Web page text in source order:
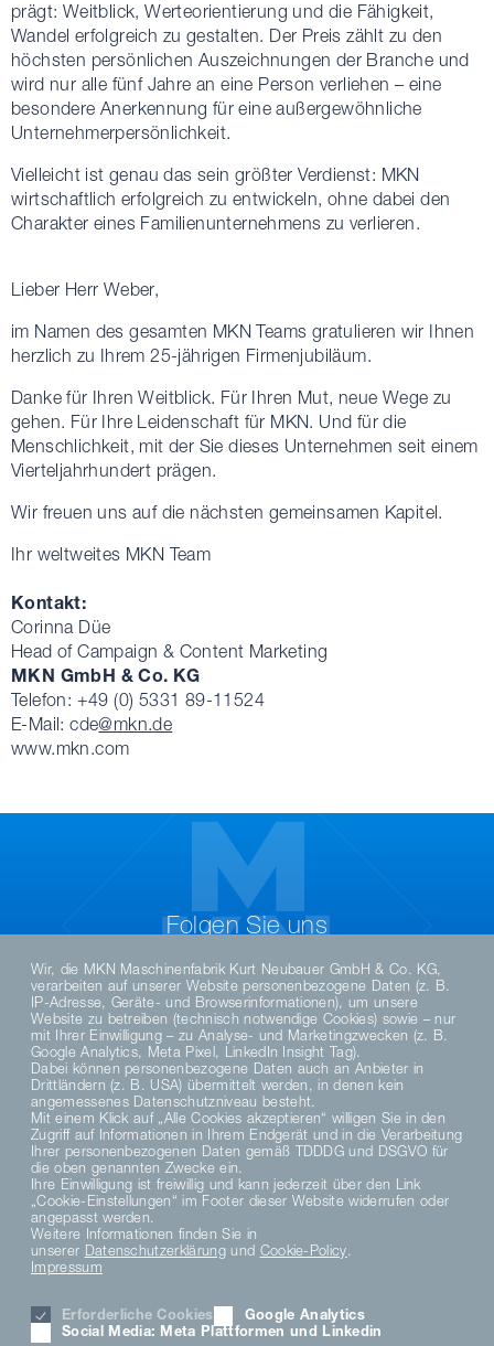
prägt: Weitblick, Werteorientierung und die Fähigkeit,
Wandel erfolgreich zu gestalten. Der Preis zählt zu den
höchsten persönlichen Auszeichnungen der Branche und
wird nur alle fünf Jahre an eine Person verliehen – eine
besondere Anerkennung für eine außergewöhnliche
Unternehmerpersönlichkeit.
Vielleicht ist genau das sein größter Verdienst: MKN
wirtschaftlich erfolgreich zu entwickeln, ohne dabei den
Charakter eines Familienunternehmens zu verlieren.
Lieber Herr Weber,
im Namen des gesamten MKN Teams gratulieren wir Ihnen
herzlich zu Ihrem 25-jährigen Firmenjubiläum.
Danke für Ihren Weitblick. Für Ihren Mut, neue Wege zu
gehen. Für Ihre Leidenschaft für MKN. Und für die
Menschlichkeit, mit der Sie dieses Unternehmen seit einem
Vierteljahrhundert prägen.
Wir freuen uns auf die nächsten gemeinsamen Kapitel.
Ihr weltweites MKN Team
Kontakt:
Corinna Düe
Head of Campaign & Content Marketing
MKN GmbH & Co. KG
Telefon: +49 (0) 5331 89-11524
E-Mail: cde@mkn.de
www.mkn.com
Folgen Sie uns
DE
DATENSCHUTZHINWEISE
DATENSCHUTZERKLÄRUNG SOCIAL MEDIA
DATENSCHUTZERKLÄRUNG
HINWEISGEBERSYSTEM
COOKIE EINSTELLUNGEN
Wir, die MKN Maschinenfabrik Kurt Neubauer GmbH & Co. KG,
verarbeiten auf unserer Website personenbezogene Daten (z. B.
IP-Adresse, Geräte- und Browserinformationen), um unsere
Website zu betreiben (technisch notwendige Cookies) sowie – nur
mit Ihrer Einwilligung – zu Analyse- und Marketingzwecken (z. B.
Google Analytics, Meta Pixel, LinkedIn Insight Tag).
Dabei können personenbezogene Daten auch an Anbieter in
Drittländern (z. B. USA) übermittelt werden, in denen kein
angemessenes Datenschutzniveau besteht.
Mit einem Klick auf „Alle Cookies akzeptieren“ willigen Sie in den
Zugriff auf Informationen in Ihrem Endgerät und in die Verarbeitung
Ihrer personenbezogenen Daten gemäß TDDDG und DSGVO für
die oben genannten Zwecke ein.
Ihre Einwilligung ist freiwillig und kann jederzeit über den Link
„Cookie-Einstellungen“ im Footer dieser Website widerrufen oder
angepasst werden.
Weitere Informationen finden Sie in
unserer Datenschutzerklärungund Cookie-Policy.
Impressum
Erforderliche Cookies
Google Analytics
Social Media: Meta Plattformen und Linkedin